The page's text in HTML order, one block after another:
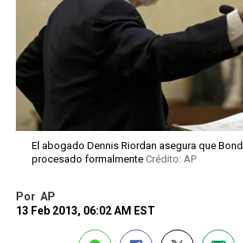
El abogado Dennis Riordan asegura que
procesado formalmente Crédito: AP
Por AP
13 Feb 2013, 06:02 AM EST